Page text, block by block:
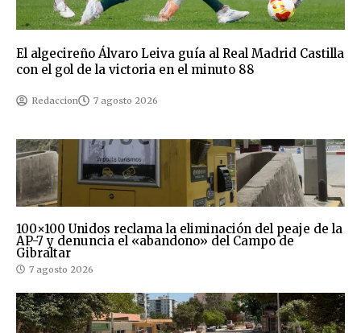
El algecireño Álvaro Leiva guía al Real Madrid Castilla
con el gol de la victoria en el minuto 88
Redaccion 7 agosto 2026
100×100 Unidos reclama la eliminación del peaje de la
AP-7 y denuncia el «abandono» del Campo de
Gibraltar
7 agosto 2026